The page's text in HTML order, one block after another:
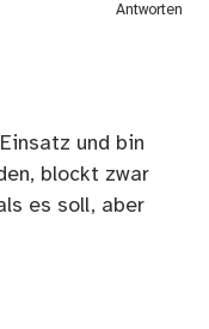
Antworten
und bin
blockt zwar
es soll, aber